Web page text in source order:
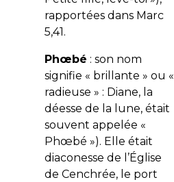
rapportées dans Marc
5,41.
Phœbé : son nom
signifie « brillante » ou «
radieuse » : Diane, la
déesse de la lune, était
souvent appelée «
Phœbé »). Elle était
diaconesse de l’Église
de Cenchrée, le port